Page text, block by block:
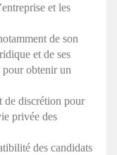
et les
de son
et de ses
pour obtenir un
de discrétion pour
privée des
des candidats